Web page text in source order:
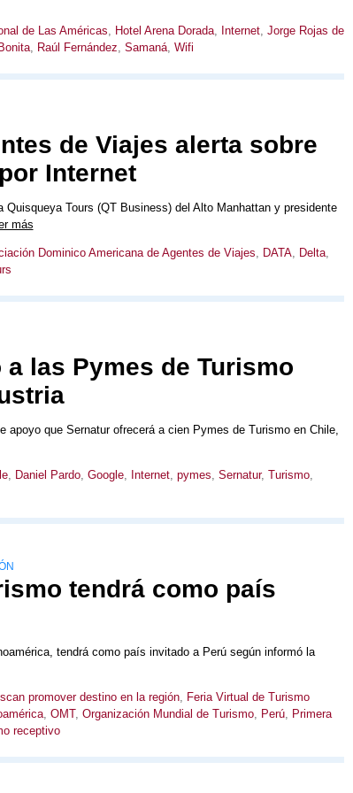
de Las Américas, Hotel Arena Dorada, Internet, Jorge Rojas de
, Raúl Fernández, Samaná, Wifi
de Viajes alerta sobre
Internet
Tours (QT Business) del Alto Manhattan y presidente
más
Dominico Americana de Agentes de Viajes, DATA, Delta,
las Pymes de Turismo
apoyo que Sernatur ofrecerá a cien Pymes de Turismo en Chile,
, Daniel Pardo, Google, Internet, pymes, Sernatur, Turismo,
tendrá como país
tendrá como país invitado a Perú según informó la
promover destino en la región, Feria Virtual de Turismo
, OMT, Organización Mundial de Turismo, Perú, Primera
receptivo